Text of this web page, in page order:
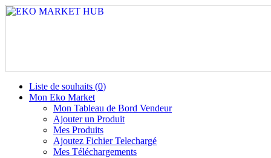
Liste de souhaits (0)
Mon Eko Market
Mon Tableau de Bord Vendeur
Ajouter un Produit
Mes Produits
Ajoutez Fichier Telechargé
Mes Téléchargements